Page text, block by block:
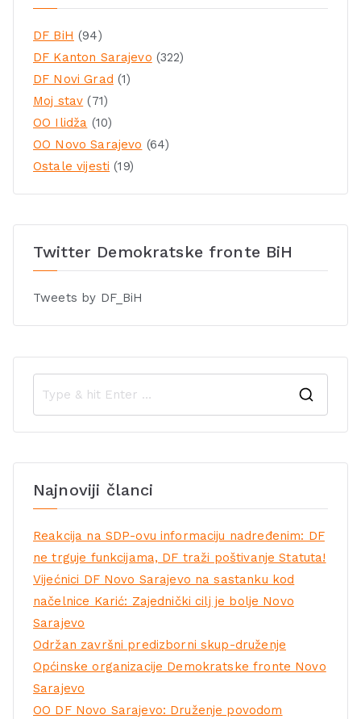
DF BiH (94)
DF Kanton Sarajevo (322)
DF Novi Grad (1)
Moj stav (71)
OO Ilidža (10)
OO Novo Sarajevo (64)
Ostale vijesti (19)
Twitter Demokratske fronte BiH
Tweets by DF_BiH
Najnoviji članci
Reakcija na SDP-ovu informaciju nadređenim: DF
ne trguje funkcijama, DF traži poštivanje Statuta!
Vijećnici DF Novo Sarajevo na sastanku kod
načelnice Karić: Zajednički cilj je bolje Novo
Sarajevo
Održan završni predizborni skup-druženje
Općinske organizacije Demokratske fronte Novo
Sarajevo
OO DF Novo Sarajevo: Druženje povodom